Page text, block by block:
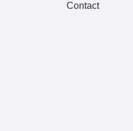
Contact